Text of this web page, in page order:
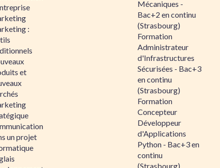
:
et
un projet
Mécaniques -
Bac+2 en continu
(Strasbourg)
Formation
Administrateur
d'Infrastructures
Sécurisées - Bac+3
en continu
(Strasbourg)
Formation
Concepteur
Développeur
d'Applications
Python - Bac+3 en
continu
(Strasbourg)